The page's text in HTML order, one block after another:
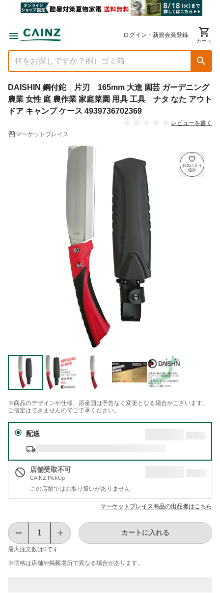
ログイン・新規会員登録
カート
DAISHIN 鋼付鉈 片刃 165mm 大進 園芸 ガーデニング
農業 女性 庭 農作業 家庭菜園 用具 工具 ナタ なた アウト
ドア キャンプ ケース 4939736702369
レビューを書く
マーケットプレイス
※商品のデザインや仕様、原産国は予告なく変更となる場合がございます。
ご指定はできませんのでご了承ください。
配送
店舗受取不可
CAINZ PickUp
この店舗ではお取り扱いがありません
マーケットプレイス商品の出品者はこちら
最大注文数は0です
カートに入れる
※価格は​店舗や​掲載場所で​異なる​場合が​あります。